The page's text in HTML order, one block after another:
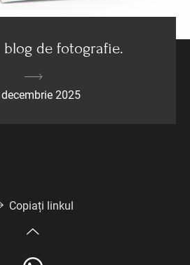
blog de fotografie.
2025
Copiați linkul